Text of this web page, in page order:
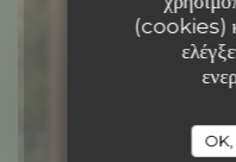
(cookies)
OK,